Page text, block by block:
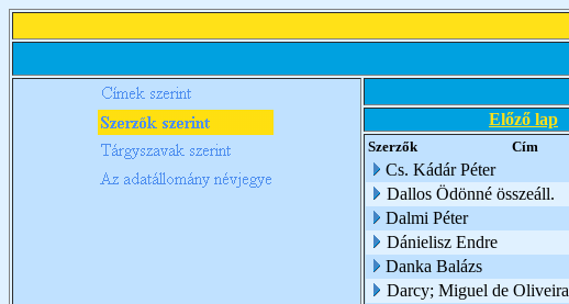
Előző lap
Szerzők Cím
Cs. Kádár Péter
Dallos Ödönné összeáll.
Dalmi Péter
Dánielisz Endre
Danka Balázs
Darcy; Miguel de Oliveira